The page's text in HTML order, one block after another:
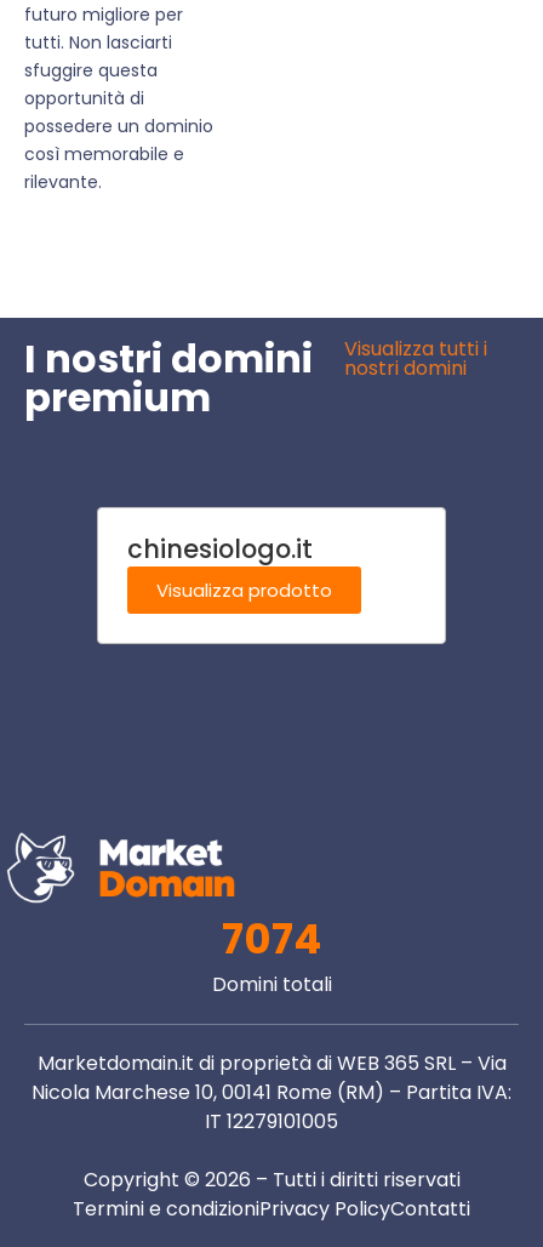
futuro migliore per
tutti. Non lasciarti
sfuggire questa
opportunità di
possedere un dominio
così memorabile e
rilevante.
I nostri domini
premium
Visualizza tutti i
nostri domini
chinesiologo.it
Visualizza prodotto
7074
Domini totali
Marketdomain.it di proprietà di WEB 365 SRL – Via
Nicola Marchese 10, 00141 Rome (RM) – Partita IVA:
IT 12279101005
Copyright © 2026 – Tutti i diritti riservati
Termini e condizioniPrivacy PolicyContatti